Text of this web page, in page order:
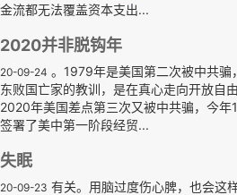
金流都无法覆盖资本支出...
2020并非脱钩年
20-09-24 。1979年是美国第二次被中共
东败国亡家的教训，是在真心走向开放自
2020年美国差点第三次又被中共骗，今年
签署了美中第一阶段经贸...
失眠
20-09-23 有关。用脑过度伤心脾，也会这